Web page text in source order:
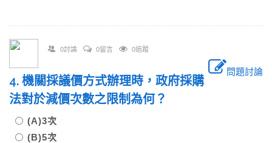
0討論 0留言 0追蹤
問題討論
4. 機關採議價方式辦理時，政府採購
法對於減價次數之限制為何？
(A)3次
(B)5次